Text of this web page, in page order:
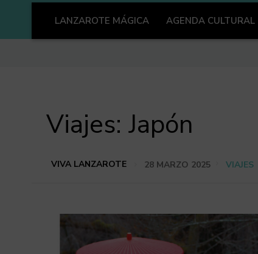
LANZAROTE MÁGICA AGENDA CULTURAL
Viajes: Japón
VIVA LANZAROTE 28 MARZO 2025 VIAJES